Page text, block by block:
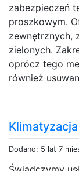
zabezpieczeń
proszkowym.
zewnętrznych,
zielonych.
oprócz tego
również
Dodano: 5 lat 7